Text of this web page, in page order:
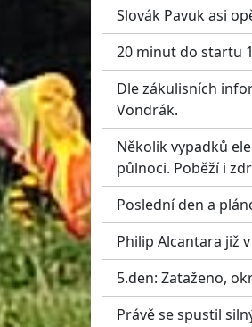
Slovák Pavuk asi
20 minut do startu
Dle zákulisních
Vondrák.
Několik vypadků
půlnoci. Poběží i
Poslední den a
Philip Alcantara již
5.den: Zataženo,
Právě se spustil